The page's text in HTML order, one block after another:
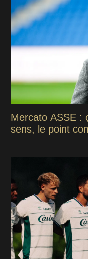
Mercato ASSE :
sens, le point